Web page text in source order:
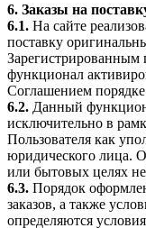
6. Заказы на
6.1. На сайте
поставку
Зарегистрированным
функционал
Соглашением
6.2. Данный
исключительно в
Пользователя как
юридического лица.
или бытовых целях не
6.3. Порядок
заказов, а также
определяются